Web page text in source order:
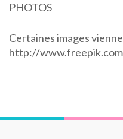
PHOTOS
Certaines images
http://www.freepik.com